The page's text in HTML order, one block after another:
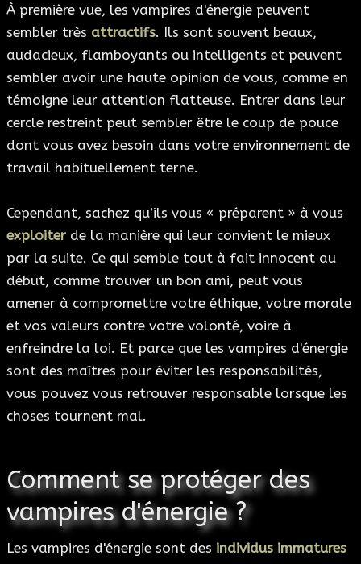
À première vue, les vampires d'énergie peuvent
sembler très attractifs. Ils sont souvent beaux,
audacieux, flamboyants ou intelligents et peuvent
sembler avoir une haute opinion de vous, comme en
témoigne leur attention flatteuse. Entrer dans leur
cercle restreint peut sembler être le coup de pouce
dont vous avez besoin dans votre environnement de
travail habituellement terne.
Cependant, sachez qu’ils vous « préparent » à vous
exploiter de la manière qui leur convient le mieux
par la suite. Ce qui semble tout à fait innocent au
début, comme trouver un bon ami, peut vous
amener à compromettre votre éthique, votre morale
et vos valeurs contre votre volonté, voire à
enfreindre la loi. Et parce que les vampires d'énergie
sont des maîtres pour éviter les responsabilités,
vous pouvez vous retrouver responsable lorsque les
choses tournent mal.
Comment se protéger des
vampires d'énergie ?
Les vampires d'énergie sont des individus immatures